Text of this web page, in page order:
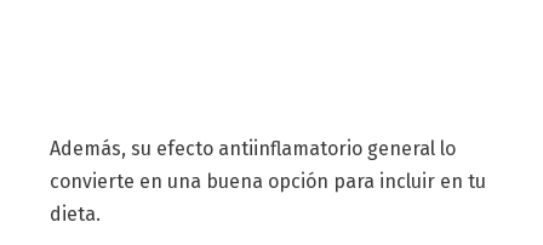
Además, su efecto antiinflamatorio general lo
convierte en una buena opción para incluir en tu
dieta.